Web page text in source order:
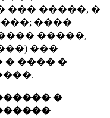
��� �����, �
����
�����,
���
� ���� �
�